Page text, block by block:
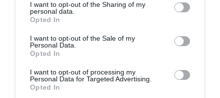
I want to opt-out of the Sharing of my
personal data.
Opted In
I want to opt-out of the Sale of my
Personal Data.
Opted In
I want to opt-out of processing my
Personal Data for Targeted Advertising.
Opted In
operativo como entidades separadas, las
sinergias pueden ser de unos 175 millones de
euros anuales antes de impuestos, excepto el
primer año. Una vez superado este período, que
sinergias pasarían a ser de unos 900 millones de
euros anuales antes de impuestos. Estiman que